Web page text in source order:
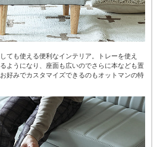
ても使える便利なインテリア。トレーを使え
ようになり、座面も広いのでさらに本なども置
好みでカスタマイズできるのもオットマンの特